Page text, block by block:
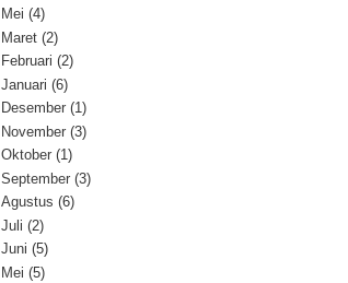
Mei (4)
Maret (2)
Februari (2)
Januari (6)
Desember (1)
November (3)
Oktober (1)
September (3)
Agustus (6)
Juli (2)
Juni (5)
Mei (5)